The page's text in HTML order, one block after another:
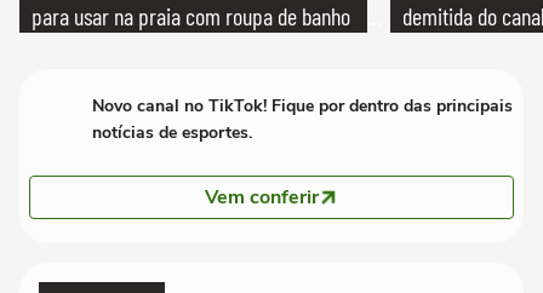
para usar na praia com roupa de banho
demitida do
Novo canal no TikTok! Fique por dentro das principais
notícias de esportes.
Vem conferir